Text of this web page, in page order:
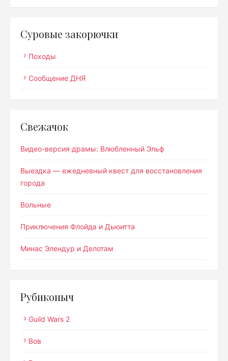
записям
Суровые закорючки
Походы
Сообщение ДНЯ
Свежачок
Видео-версия драмы: Влюбленный Эльф
Выездка — ежедневный квест для восстановления
города
Вольные
Приключения Флойда и Дьюитта
Минас Элендур и Делотам
Рубиконыч
Guild Wars 2
Вов